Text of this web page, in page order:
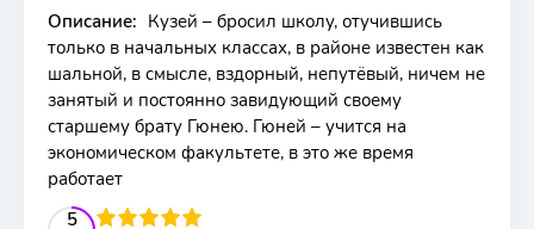
Описание: Кузей – бросил школу, отучившись
только в начальных классах, в районе известен как
шальной, в смысле, вздорный, непутёвый, ничем не
занятый и постоянно завидующий своему
старшему брату Гюнею. Гюней – учится на
экономическом факультете, в это же время
работает
5
4 5